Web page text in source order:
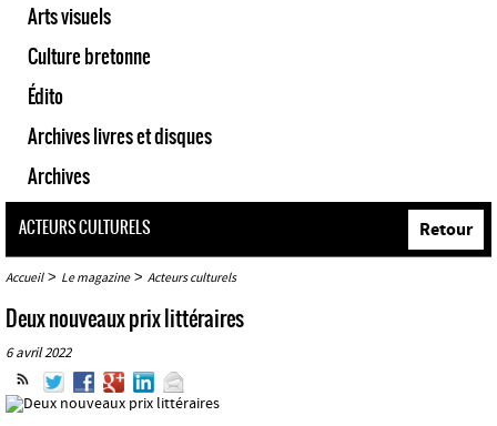
Arts visuels
Culture bretonne
Édito
Archives livres et disques
Archives
ACTEURS CULTURELS
Accueil> Le magazine> Acteurs culturels
Retour
Deux nouveaux prix littéraires
6 avril 2022